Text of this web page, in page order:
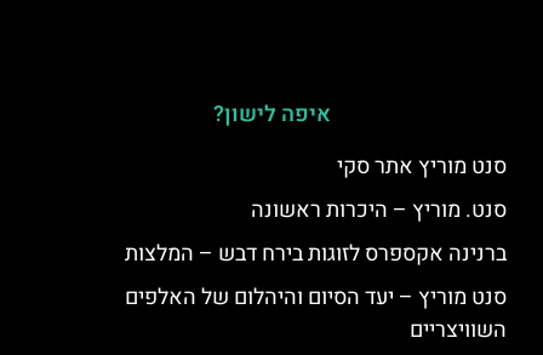
איפה לישון?
סנט מוריץ אתר סקי
סנט. מוריץ – היכרות ראשונה
ברנינה אקספרס לזוגות בירח דבש – המלצות
סנט מוריץ – יעד הסיום והיהלום של האלפים
השוויצריים